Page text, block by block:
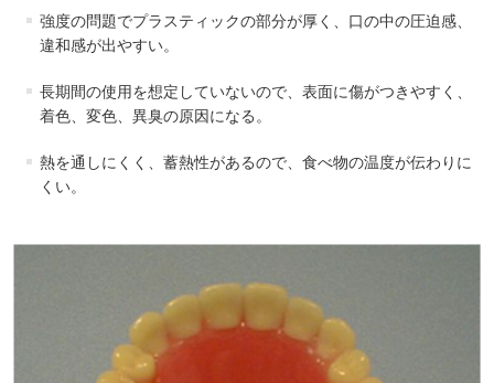
強度の問題でプラスティックの部分が厚く、口の中の圧迫感、
違和感が出やすい。
長期間の使用を想定していないので、表面に傷がつきやすく、
着色、変色、異臭の原因になる。
熱を通しにくく、蓄熱性があるので、食べ物の温度が伝わりに
くい。